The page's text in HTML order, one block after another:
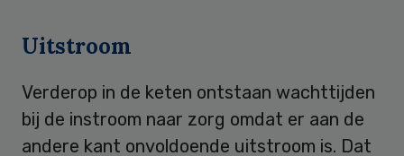
Uitstroom
Verderop in de keten ontstaan wachttijden
bij de instroom naar zorg omdat er aan de
andere kant onvoldoende uitstroom is. Dat